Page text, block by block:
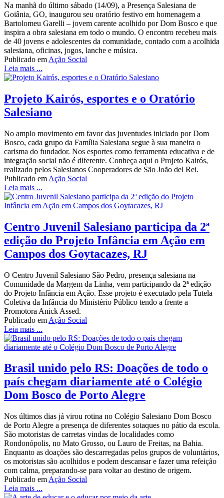
Na manhã do último sábado (14/09), a Presença Salesiana de
Goiânia, GO, inaugurou seu oratório festivo em homenagem a
Bartolomeu Garelli – jovem carente acolhido por Dom Bosco e que
inspira a obra salesiana em todo o mundo. O encontro recebeu mais
de 40 jovens e adolescentes da comunidade, contado com a acolhida
salesiana, oficinas, jogos, lanche e música.
Publicado em Ação Social
Leia mais ...
Projeto Kairós, esportes e o Oratório
Salesiano
No amplo movimento em favor das juventudes iniciado por Dom
Bosco, cada grupo da Família Salesiana segue à sua maneira o
carisma do fundador. Nos esportes como ferramenta educativa e de
integração social não é diferente. Conheça aqui o Projeto Kairós,
realizado pelos Salesianos Cooperadores de São João del Rei.
Publicado em Ação Social
Leia mais ...
Centro Juvenil Salesiano participa da 2ª
edição do Projeto Infância em Ação em
Campos dos Goytacazes, RJ
O Centro Juvenil Salesiano São Pedro, presença salesiana na
Comunidade da Margem da Linha, vem participando da 2ª edição
do Projeto Infância em Ação. Esse projeto é executado pela Tutela
Coletiva da Infância do Ministério Público tendo a frente a
Promotora Anick Assed.
Publicado em Ação Social
Leia mais ...
Brasil unido pelo RS: Doações de todo o
país chegam diariamente até o Colégio
Dom Bosco de Porto Alegre
Nos últimos dias já virou rotina no Colégio Salesiano Dom Bosco
de Porto Alegre a presença de diferentes sotaques no pátio da escola.
São motoristas de carretas vindas de localidades como
Rondonópolis, no Mato Grosso, ou Lauro de Freitas, na Bahia.
Enquanto as doações são descarregadas pelos grupos de voluntários,
os motoristas são acolhidos e podem descansar e fazer uma refeição
com calma, preparando-se para voltar ao destino de origem.
Publicado em Ação Social
Leia mais ...